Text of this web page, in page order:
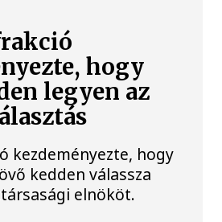
hogy
legyen az
kezdeményezte, hogy
kedden válassza
elnököt.